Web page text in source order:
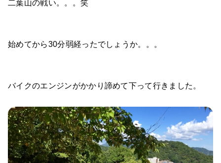
二葉山の戦い。。。笑
始めてから30分弱経ったでしょうか。。。
バイクのエンジンがかかり諦めて下って行きました。